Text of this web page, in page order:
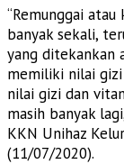
“Remunggai
banyak sekali,
yang ditekankan
memiliki nilai
nilai gizi dan
masih banyak
KKN Unihaz
(11/07/2020).